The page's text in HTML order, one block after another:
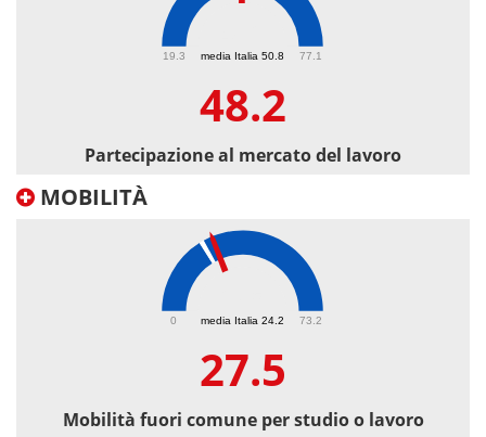
media Italia 50.8
19.3 77.1
48.2
Partecipazione al mercato del lavoro
MOBILITÀ
media Italia 24.2
0 73.2
27.5
Mobilità fuori comune per studio o lavoro